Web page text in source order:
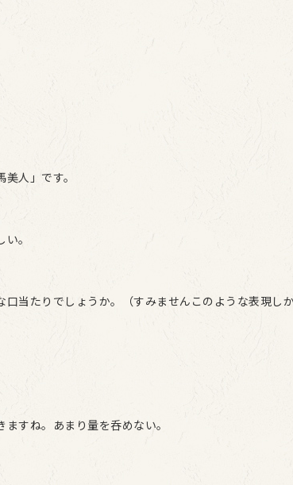
人」です。
。
当たりでしょうか。（すみませんこのような表現しか
すね。あまり量を呑めない。